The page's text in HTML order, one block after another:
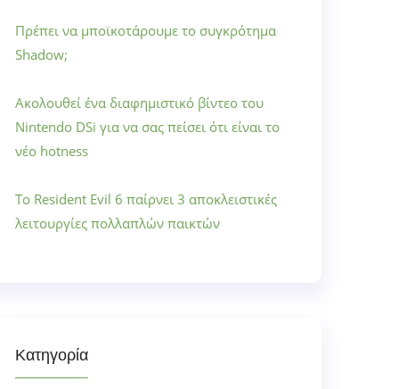
Πρέπει να μποϊκοτάρουμε το συγκρότημα
Shadow;
Ακολουθεί ένα διαφημιστικό βίντεο του
Nintendo DSi για να σας πείσει ότι είναι το
νέο hotness
Το Resident Evil 6 παίρνει 3 αποκλειστικές
λειτουργίες πολλαπλών παικτών
Κατηγορία